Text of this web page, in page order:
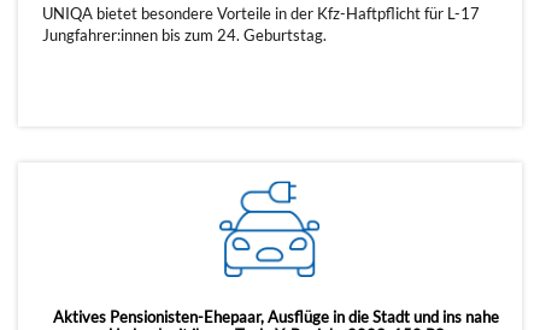
UNIQA bietet besondere Vorteile in der Kfz-Haftpflicht für L-17
Jungfahrer:innen bis zum 24. Geburtstag.
Aktives Pensionisten-Ehepaar, Ausflüge in die Stadt und ins nahe